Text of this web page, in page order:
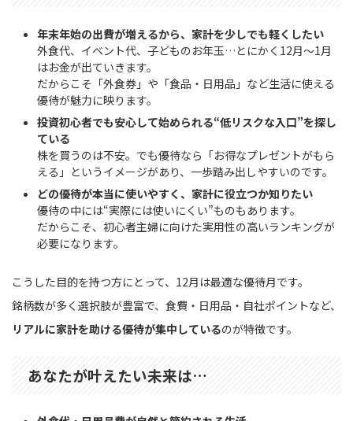
年末年始の出費が増えるから、家計を少しでも軽くしたい
外食代、イベント代、子どものお年玉…とにかく12月〜1月
はお金が出ていきます。
だからこそ「外食券」や「食品・日用品」など生活に使える
優待が魅力に映ります。
投資初心者でも安心して始められる“低リスクな入口”を探し
ている
株を買うのは不安。でも優待なら「お得なプレゼントがもら
える」というイメージがあり、一歩踏み出しやすいのです。
どの優待が本当に使いやすく、家計に役立つか知りたい
優待の中には“実際には使いにくい”ものもあります。
だからこそ、初心者主婦に向けた実用性の高いランキングが
必要になります。
こうした目的を持つ方にとって、12月は最適な優待月です。
銘柄数が多く選択肢が豊富で、食費・日用品・自社ポイントなど、
リアルに家計を助ける優待が集中しているのが特徴です。
あなたが叶えたい未来は…